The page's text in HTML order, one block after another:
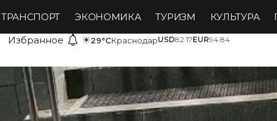
ТРАНСПОРТ ЭКОНОМИКА ТУРИЗМ КУЛЬТУРА
Избранное ☀29°CКраснодарUSD82.17EUR94.84